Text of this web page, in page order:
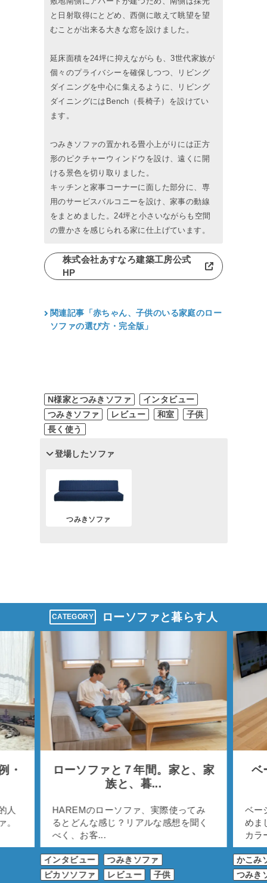
と日射取得にとどめ、西側に敢えて眺望を望
むことが出来る大きな窓を設けました。
延床面積を24坪に抑えながらも、3世代家族が
個々のプライバシーを確保しつつ、リビング
ダイニングを中心に集えるように、リビング
ダイニングにはBench（長椅子）を設けてい
ます。
つみきソファの置かれる畳小上がりには正方
形のピクチャーウィンドウを設け、遠くに開
ける景色を切り取りました。
キッチンと家事コーナーに面した部分に、専
用のサービスバルコニーを設け、家事の動線
をまとめました。24坪と小さいながらも空間
の豊かさを感じられる家に仕上げています。
株式会社あすなろ建築工房公式
HP
関連記事「赤ちゃん、子供のいる家庭のロー
ソファの選び方・完全版」
N様家とつみきソファ
インタビュー
つみきソファ
レビュー 和室
子供
長く使う
登場したソファ
つみきソファ
CATEGORY ローソファと暮らす人
・
人
。
ローソファと７年間。家と、家
族と、暮...
HAREMのローソファ、実際使ってみ
るとどんな感じ？リアルな感想を聞く
べく、お客...
インタビュー
つみきソファ
ピカソソファ
レビュー 子供
ベ
ベー
めま
カラ
かこみ
つみき